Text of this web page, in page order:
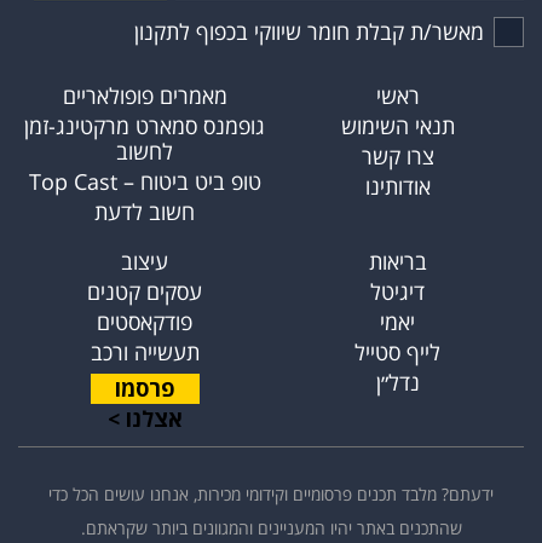
מאשר/ת קבלת חומר שיווקי בכפוף לתקנון
ראשי
תנאי השימוש
צרו קשר
אודותינו
מאמרים פופולאריים
גופמנס סמארט מרקטינג-זמן
לחשוב
טופ ביט ביטוח – Top Cast
חשוב לדעת
בריאות
דיגיטל
יאמי
לייף סטייל
נדל״ן
עיצוב
עסקים קטנים
פודקאסטים
תעשייה ורכב
פרסמו
אצלנו >
ידעתם? מלבד תכנים פרסומיים וקידומי מכירות, אנחנו עושים הכל כדי
שהתכנים באתר יהיו המעניינים והמגוונים ביותר שקראתם.